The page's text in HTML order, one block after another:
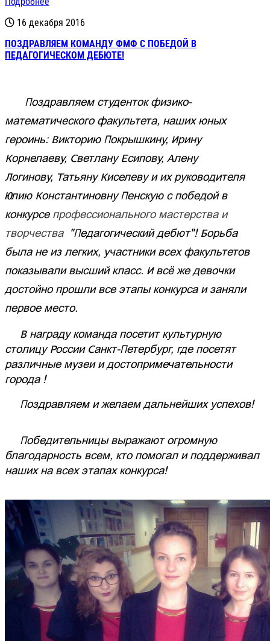
16 декабря 2016
ПОЗДРАВЛЯЕМ КОМАНДУ ФМФ С ПОБЕДОЙ В
ПЕДАГОГИЧЕСКОМ ДЕБЮТЕ!
Поздравляем студенток физико-
математического факультета, наших юных
героинь: Викторию Покрышкину, Ирину
Корнелаеву, Светлану Есипову, Алену
Логинову, Татьяну Киселеву и их руководителя
Юлию Константиновну Пенскую с победой в
конкурсе профессионального мастерства и
творчества "Педагогический дебют"! Борьба
была не из легких, участники всех факультетов
показывали высший класс. И всё же девочки
достойно прошли все этапы конкурса и заняли
первое место.
В награду команда посетит культурную
столицу России Санкт-Петербург, где посетят
различные музеи и достопримечательности
города !
Поздравляем и желаем дальнейших успехов!
Победительницы выражают огромную
благодарность всем, кто помогал и поддерживал
наших на всех этапах конкурса!